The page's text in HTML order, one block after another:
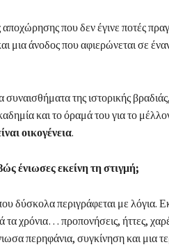
που δεν έγινε ποτές
μια άνοδος που αφιερώνεται σε
της ιστορικής
και το όραμά του για το
οικογένεια.
ένιωσες εκείνη τη στιγμή;
δύσκολα περιγράφεται με λόγια.
χρόνια… προπονήσεις, ήττες,
περηφάνια, συγκίνηση και μια